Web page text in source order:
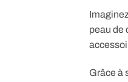
peau de
Grâce à